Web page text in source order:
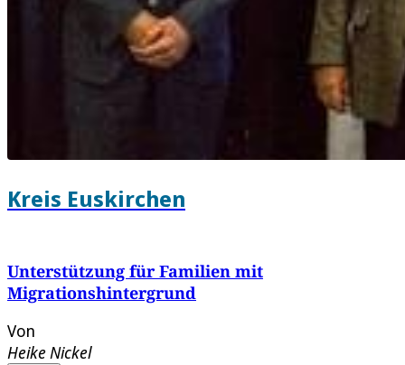
Kreis Euskirchen
Unterstützung für Familien mit
Migrationshintergrund
Von
Heike Nickel